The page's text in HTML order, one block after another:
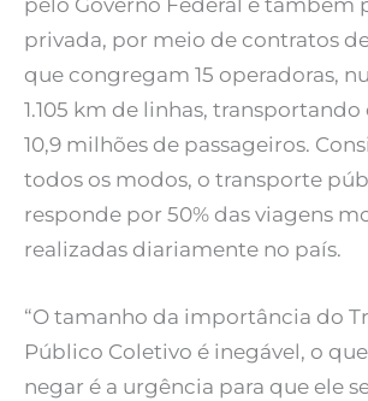
pelo Governo Federal e também
privada, por meio de contratos
que congregam 15 operadoras,
1.105 km de linhas,
10,9 milhões de passageiros.
todos os modos, o transporte
responde por 50% das viagens
realizadas diariamente no país.
“O tamanho da importância do
Público Coletivo é inegável, o
negar é a urgência para que ele